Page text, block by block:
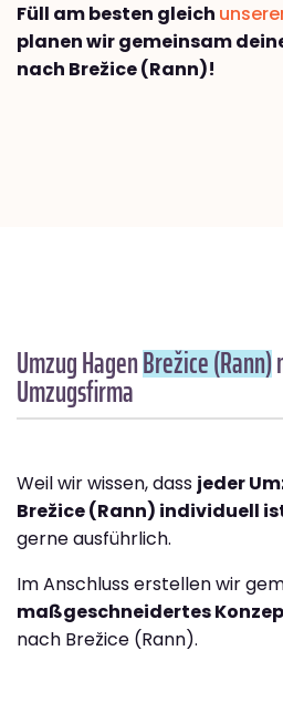
Füll am besten gleich
planen wir gemeinsam
nach Brežice (Rann)!
Umzug HagenBrežice (Rann)
Umzugsfirma
Weil wir wissen, dass jeder
Brežice (Rann) individuell
gerne ausführlich.
Im Anschluss erstellen wir
maßgeschneidertes
nach Brežice (Rann).